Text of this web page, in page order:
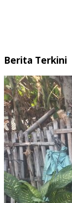
Berita Terkini